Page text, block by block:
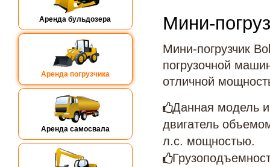
Аренда бульдозера
Аренда погрузчика
Аренда самосвала
Мини-
Мини-погрузчик
погрузочной
отличной
Данная модель
двигатель
л.с. мощностью.